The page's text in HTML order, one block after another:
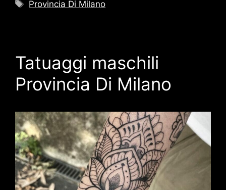
Provincia Di Milano
Tatuaggi maschili
Provincia Di Milano